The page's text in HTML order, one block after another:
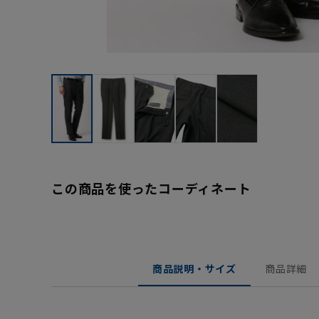
この商品を使ったコーディネート
商品説明・サイズ 商品詳細